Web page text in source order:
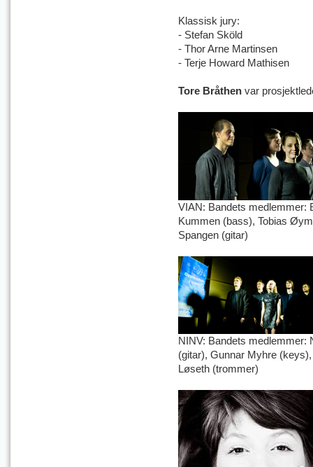
Klassisk jury:
- Stefan Sköld
- Thor Arne Martinsen
- Terje Howard Mathisen
Tore Bråthen var
VIAN: Bandets medlemmer:
Kummen (bass), Tobias
Spangen (gitar)
NINV: Bandets medlemmer:
(gitar), Gunnar Myhre
Løseth (trommer)